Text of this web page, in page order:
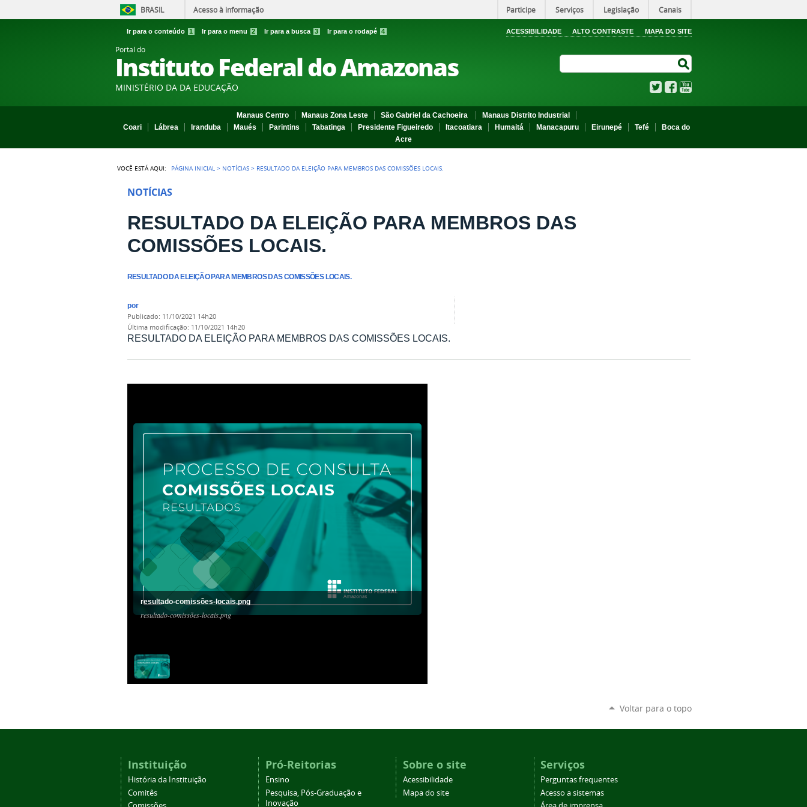
BRASIL Acesso à informação Participe Serviços Legislação Canais
Ir para o conteúdo 1 Ir para o menu 2 Ir para a busca 3 Ir para o rodapé 4 ACESSIBILIDADE ALTO CONTRASTE MAPA DO SITE
Portal do
Instituto Federal do Amazonas
MINISTÉRIO DA DA EDUCAÇÃO TwitterFacebook
Manaus Centro Manaus Zona Leste São Gabriel da Cachoeira
Manaus Distrito Industrial
Coari
Lábrea Iranduba Maués Parintins Tabatinga Presidente Figueiredo Itacoatiara Humaitá Manacapuru Eirunepé Tefé
Boca do
Acre
VOCÊ ESTÁ AQUI: PÁGINA INICIAL > NOTÍCIAS > RESULTADO DA ELEIÇÃO PARA MEMBROS DAS COMISSÕES LOCAIS.
NOTÍCIAS
RESULTADO DA ELEIÇÃO PARA MEMBROS DAS
COMISSÕES LOCAIS.
RESULTADO DA ELEIÇÃO PARA MEMBROS DAS COMISSÕES LOCAIS.
por
publicado: 11/10/2021 14h20
última modificação: 11/10/2021 14h20
RESULTADO DA ELEIÇÃO PARA MEMBROS DAS COMISSÕES LOCAIS.
resultado-comissões-locais.png
resultado-comissões-locais.png
Voltar para o topo
Instituição
História da Instituição
Comitês
Pró-Reitorias
Ensino
Pesquisa, Pós-Graduação e
Inovação
Sobre o site
Acessibilidade
Mapa do site
Serviços
Perguntas frequentes
Acesso a sistemas